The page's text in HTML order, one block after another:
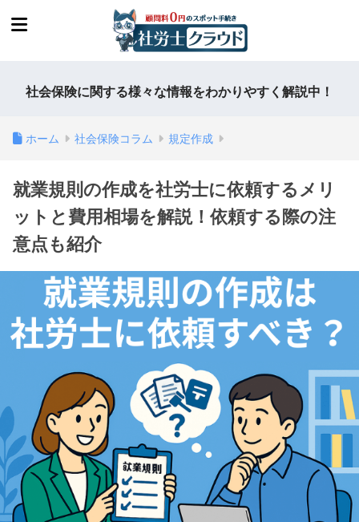
社会保険に関する様々な情報をわかりやすく解説中！
ホーム 社会保険コラム 規定作成
就業規則の作成を社労士に依頼するメリ
ットと費用相場を解説！依頼する際の注
意点も紹介